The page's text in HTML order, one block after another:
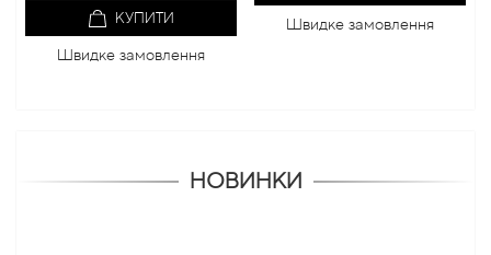
КУПИТИ
Швидке замовлення
Швидке замовлення
НОВИНКИ